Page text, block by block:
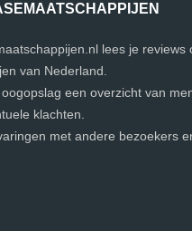
lees je reviews
van Nederland.
een overzicht van
klachten.
met andere bezoekers